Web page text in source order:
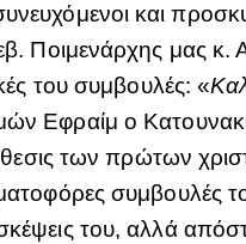
και
Ποιμενάρχης μας κ.
του συμβουλές: «
Εφραίμ ο
των πρώτων
συμβουλές
του, αλλά